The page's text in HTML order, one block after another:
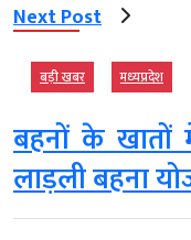
Next Post
बड़ी खबर मध्‍यप्रदेश
बहनों के खातों
लाड़ली बहना